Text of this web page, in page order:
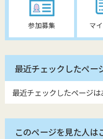
参加募集 マ
最近チェックしたペー
最近チェックしたページは
このページを見た人は